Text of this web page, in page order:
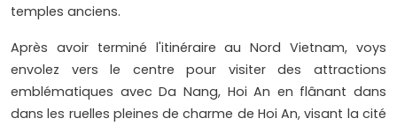
temples anciens.
Après avoir terminé l'itinéraire au Nord Vietnam, voys
envolez vers le centre pour visiter des attractions
emblématiques avec Da Nang, Hoi An en flânant dans
dans les ruelles pleines de charme de Hoi An, visant la cité